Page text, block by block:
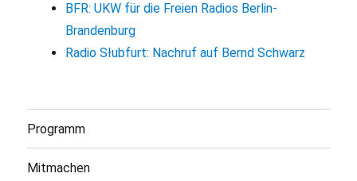
BFR: UKW für die Freien Radios Berlin-
Brandenburg
Radio Słubfurt: Nachruf auf Bernd Schwarz
Programm
Mitmachen